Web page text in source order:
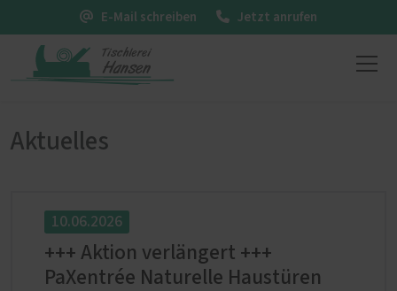
E-Mail schreiben Jetzt anrufen
Aktuelles
10.06.2026
+++ Aktion verlängert +++
PaXentrée Naturelle Haustüren